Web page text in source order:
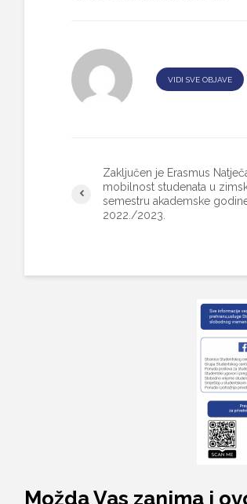
VIDI SVE OBJAVE
Zaključen je Erasmus
mobilnost studenata u
semestru akademske
2022./2023.
Možda Vas zanima i